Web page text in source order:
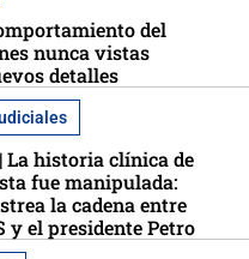
del
nunca vistas
detalles
La historia clínica de
fue manipulada:
la cadena entre
y el presidente Petro